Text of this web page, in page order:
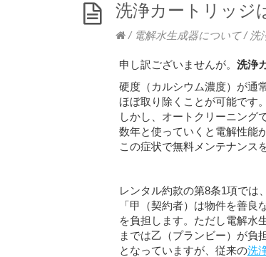
洗浄カートリッジ
/ 電解水生成器について / 洗
申し訳ございませんが。 洗浄
硬度（カルシウム濃度）が通
ほぼ取り除くことが可能です。
しかし、オートクリーニング
数年と使っていくと電解性能
この症状で無料メンテナンス
レンタル約款の第8条1項では、
「甲（契約者）は物件を善
を負担します。ただし電解水
までは乙（プランビー）が負
となっていますが、従来の洗